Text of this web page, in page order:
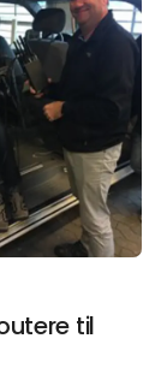
til